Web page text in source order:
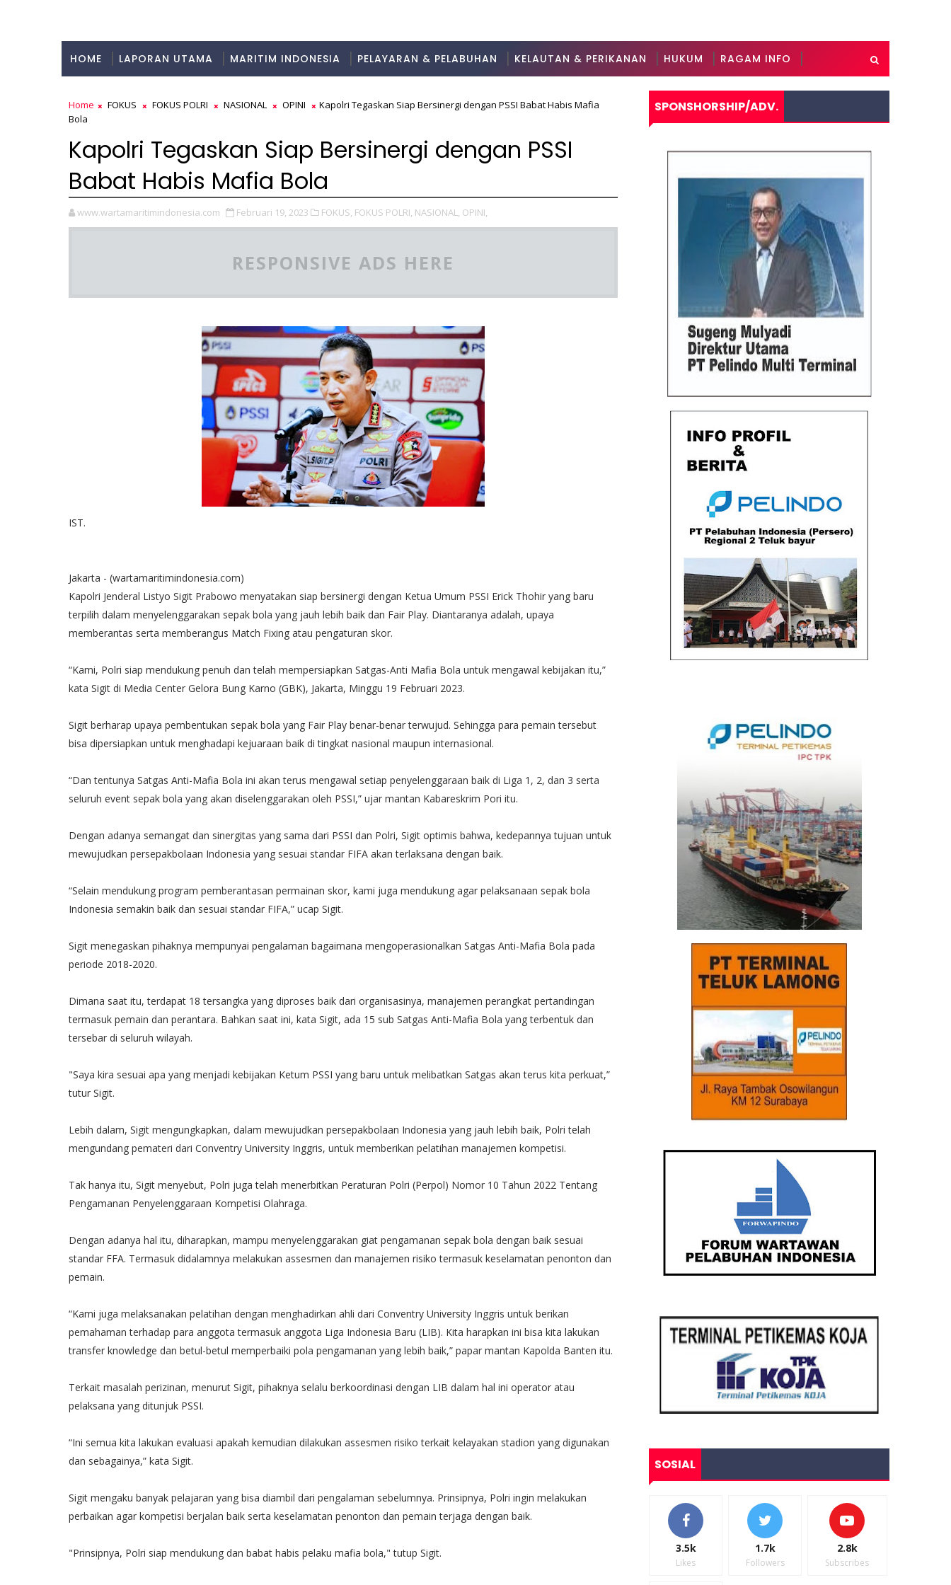
HOME LAPORAN UTAMA MARITIM INDONESIA PELAYARAN & PELABUHAN KELAUTAN & PERIKANAN HUKUM RAGAM INFO
Home FOKUS FOKUS POLRI NASIONAL OPINI
Kapolri Tegaskan Siap Bersinergi dengan PSSI Babat Habis Mafia
Bola
Kapolri Tegaskan Siap Bersinergi dengan PSSI
Babat Habis Mafia Bola
www.wartamaritimindonesia.com Februari 19, 2023 FOKUS, FOKUS POLRI, NASIONAL, OPINI,
RESPONSIVE ADS HERE
IST.
Jakarta - (wartamaritimindonesia.com)
Kapolri Jenderal Listyo Sigit Prabowo menyatakan siap bersinergi dengan Ketua Umum PSSI Erick Thohir yang baru
terpilih dalam menyelenggarakan sepak bola yang jauh lebih baik dan Fair Play. Diantaranya adalah, upaya
memberantas serta memberangus Match Fixing atau pengaturan skor.
“Kami, Polri siap mendukung penuh dan telah mempersiapkan Satgas-Anti Mafia Bola untuk mengawal kebijakan itu,”
kata Sigit di Media Center Gelora Bung Karno (GBK), Jakarta, Minggu 19 Februari 2023.
Sigit berharap upaya pembentukan sepak bola yang Fair Play benar-benar terwujud. Sehingga para pemain tersebut
bisa dipersiapkan untuk menghadapi kejuaraan baik di tingkat nasional maupun internasional.
“Dan tentunya Satgas Anti-Mafia Bola ini akan terus mengawal setiap penyelenggaraan baik di Liga 1, 2, dan 3 serta
seluruh event sepak bola yang akan diselenggarakan oleh PSSI,” ujar mantan Kabareskrim Pori itu.
Dengan adanya semangat dan sinergitas yang sama dari PSSI dan Polri, Sigit optimis bahwa, kedepannya tujuan untuk
mewujudkan persepakbolaan Indonesia yang sesuai standar FIFA akan terlaksana dengan baik.
“Selain mendukung program pemberantasan permainan skor, kami juga mendukung agar pelaksanaan sepak bola
Indonesia semakin baik dan sesuai standar FIFA,” ucap Sigit.
Sigit menegaskan pihaknya mempunyai pengalaman bagaimana mengoperasionalkan Satgas Anti-Mafia Bola pada
periode 2018-2020.
Dimana saat itu, terdapat 18 tersangka yang diproses baik dari organisasinya, manajemen perangkat pertandingan
termasuk pemain dan perantara. Bahkan saat ini, kata Sigit, ada 15 sub Satgas Anti-Mafia Bola yang terbentuk dan
tersebar di seluruh wilayah.
"Saya kira sesuai apa yang menjadi kebijakan Ketum PSSI yang baru untuk melibatkan Satgas akan terus kita perkuat,”
tutur Sigit.
Lebih dalam, Sigit mengungkapkan, dalam mewujudkan persepakbolaan Indonesia yang jauh lebih baik, Polri telah
mengundang pemateri dari Conventry University Inggris, untuk memberikan pelatihan manajemen kompetisi.
Tak hanya itu, Sigit menyebut, Polri juga telah menerbitkan Peraturan Polri (Perpol) Nomor 10 Tahun 2022 Tentang
Pengamanan Penyelenggaraan Kompetisi Olahraga.
Dengan adanya hal itu, diharapkan, mampu menyelenggarakan giat pengamanan sepak bola dengan baik sesuai
standar FFA. Termasuk didalamnya melakukan assesmen dan manajemen risiko termasuk keselamatan penonton dan
pemain.
“Kami juga melaksanakan pelatihan dengan menghadirkan ahli dari Conventry University Inggris untuk berikan
pemahaman terhadap para anggota termasuk anggota Liga Indonesia Baru (LIB). Kita harapkan ini bisa kita lakukan
transfer knowledge dan betul-betul memperbaiki pola pengamanan yang lebih baik,” papar mantan Kapolda Banten itu.
Terkait masalah perizinan, menurut Sigit, pihaknya selalu berkoordinasi dengan LIB dalam hal ini operator atau
pelaksana yang ditunjuk PSSI.
“Ini semua kita lakukan evaluasi apakah kemudian dilakukan assesmen risiko terkait kelayakan stadion yang digunakan
dan sebagainya,” kata Sigit.
Sigit mengaku banyak pelajaran yang bisa diambil dari pengalaman sebelumnya. Prinsipnya, Polri ingin melakukan
perbaikan agar kompetisi berjalan baik serta keselamatan penonton dan pemain terjaga dengan baik.
"Prinsipnya, Polri siap mendukung dan babat habis pelaku mafia bola," tutup Sigit.
SPONSHORSHIP/ADV.
SOSIAL
3.5k
Likes
1.7k
Followers
2.8k
Subscribes